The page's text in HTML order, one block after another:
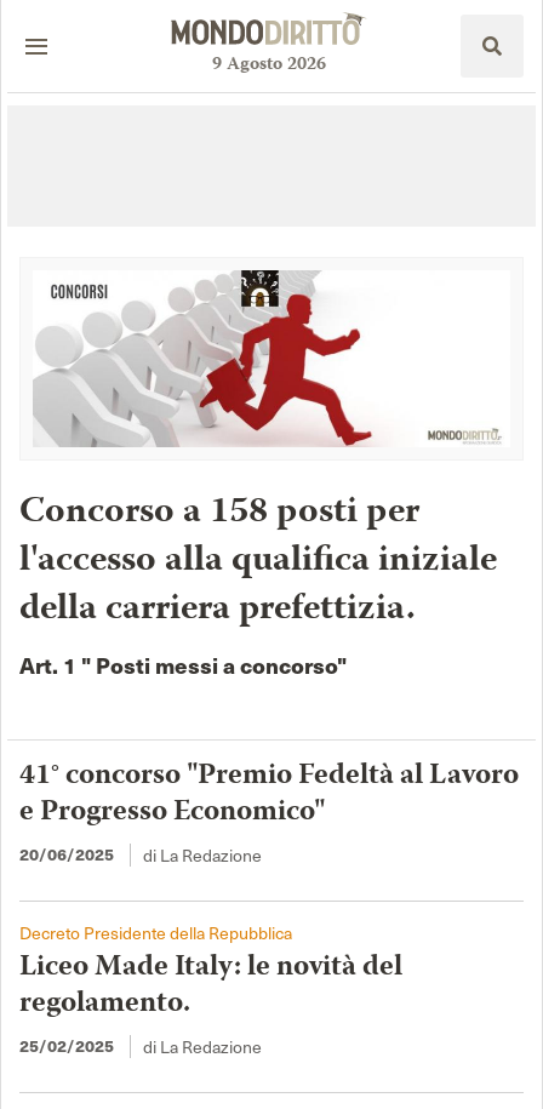
9Agosto2026
Concorso a 158 posti per
l'accesso alla qualifica iniziale
della carriera prefettizia.
Art. 1 " Posti messi a concorso"
41° concorso "Premio Fedeltà al Lavoro
e Progresso Economico"
20/06/2025 di La Redazione
Decreto Presidente della Repubblica
Liceo Made Italy: le novità del
regolamento.
25/02/2025 di La Redazione